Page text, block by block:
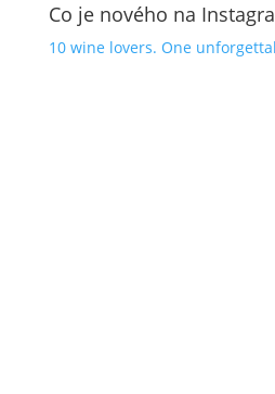
Co je nového na
10 wine lovers. One